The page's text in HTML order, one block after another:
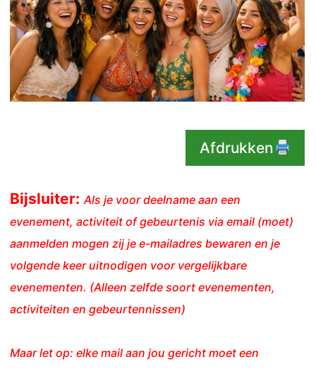
Afdrukken
Bijsluiter: Als je voor deelname aan een
evenement, activiteit of gebeurtenis via email (moet)
aanmelden mogen zij je e-mailadres bewaren en je
volgende keer uitnodigen voor vergelijkbare
evenementen. (Alleen zelfde soort evenementen,
activiteiten en gebeurtennissen)
Maar let op: elke mail aan jou gericht moet een